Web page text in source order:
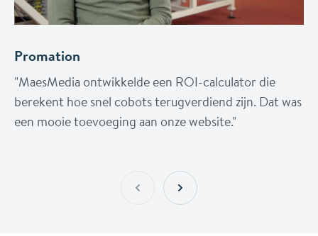
Promation
"MaesMedia ontwikkelde een ROI-calculator die
berekent hoe snel cobots terugverdiend zijn. Dat was
een mooie toevoeging aan onze website."